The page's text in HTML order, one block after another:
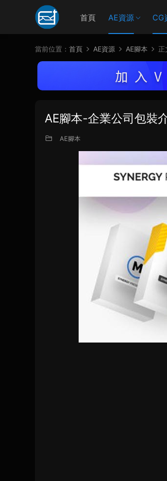
首頁 AE資源 CG
當前位置： 首頁 AE資源 AE腳本 正
AE腳本-企業公司包裝
AE腳本